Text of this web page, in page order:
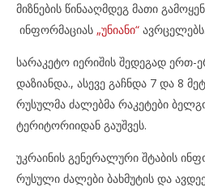
მიზნების წინააღმდეგ მათი
ინფორმაციას „უნიანი“ ავრცელებს.
სარაკეტო იერიშის შედეგად ერთ-
დაზიანდა., ასევე გაჩნდა 7 და 8
რუსულმა ძალებმა რაკეტები
ტერიტორიიდან გაუშვეს.
უკრაინის გენერალური შტაბის
რუსული ძალები ბახმუტის და